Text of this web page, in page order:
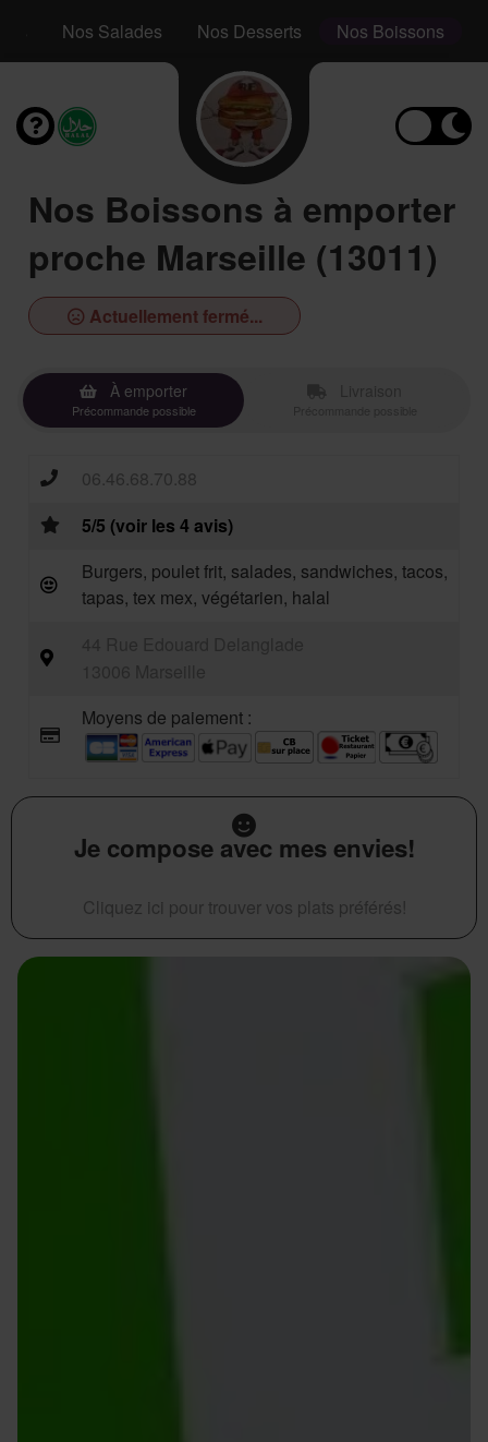
Nos Salades Nos Desserts Nos Boissons
Nos Boissons à emporter
proche Marseille (13011)
Actuellement fermé...
À emporter
Précommande possible
06.46.68.70.88
5/5 (voir les 4 avis)
Burgers, poulet frit, salades, sandwiches, tacos,
tapas, tex mex, végétarien, halal
Moyens de paiement :
Je compose avec mes envies!
Cliquez ici pour trouver vos plats préférés!